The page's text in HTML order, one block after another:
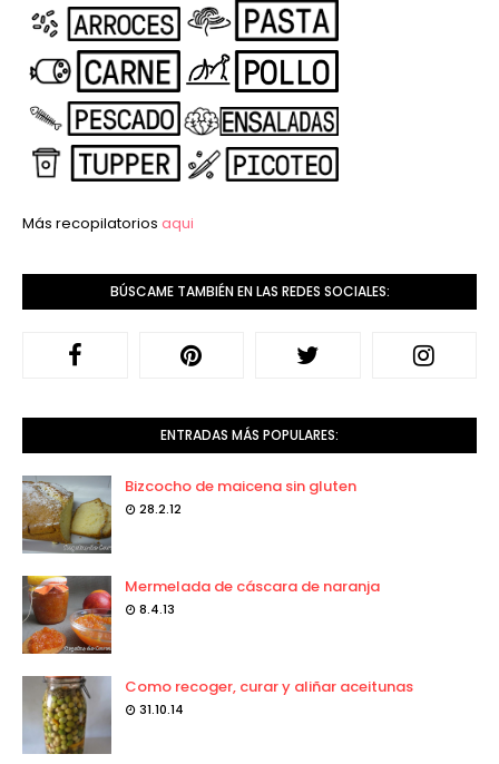
Más recopilatorios aqui
BÚSCAME TAMBIÉN EN LAS REDES SOCIALES:
ENTRADAS MÁS POPULARES:
Bizcocho de maicena sin gluten
28.2.12
Mermelada de cáscara de naranja
8.4.13
Como recoger, curar y aliñar aceitunas
31.10.14